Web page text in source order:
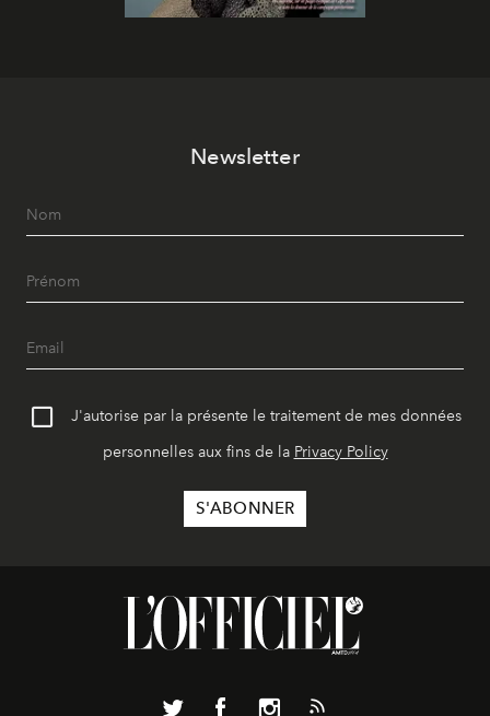
Newsletter
J'autorise par la présente le traitement de mes données
personnelles aux fins de la Privacy Policy